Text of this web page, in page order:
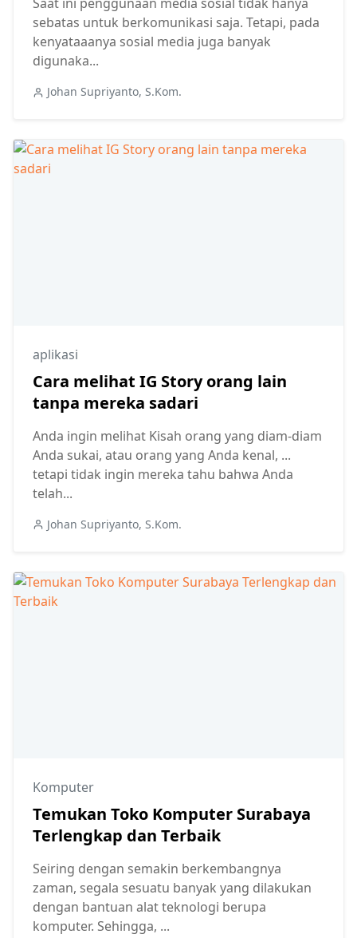
Saat ini penggunaan media sosial tidak hanya
sebatas untuk berkomunikasi saja. Tetapi, pada
kenyataaanya sosial media juga banyak
digunaka...
Johan Supriyanto, S.Kom.
aplikasi
Cara melihat IG Story orang lain
tanpa mereka sadari
Anda ingin melihat Kisah orang yang diam-diam
Anda sukai, atau orang yang Anda kenal, ...
tetapi tidak ingin mereka tahu bahwa Anda
telah...
Johan Supriyanto, S.Kom.
Komputer
Temukan Toko Komputer Surabaya
Terlengkap dan Terbaik
Seiring dengan semakin berkembangnya
zaman, segala sesuatu banyak yang dilakukan
dengan bantuan alat teknologi berupa
komputer. Sehingga, ...